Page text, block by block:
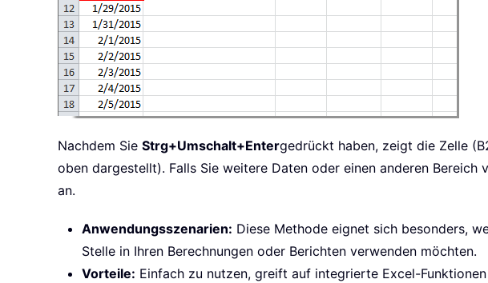
Nachdem Sie Strg+Umschalt+Entergedrückt haben, zeigt die Zelle
oben dargestellt). Falls Sie weitere Daten oder einen anderen Bereich
an.
Anwendungsszenarien: Diese Methode eignet sich besonders,
Stelle in Ihren Berechnungen oder Berichten verwenden möchten.
Vorteile: Einfach zu nutzen, greift auf integrierte Excel-